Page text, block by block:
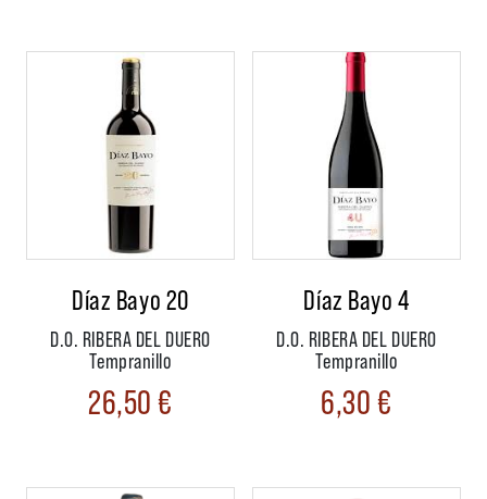
Díaz Bayo 20
D.O. RIBERA DEL DUERO
Tempranillo
26,50€
Díaz Bayo 4
D.O. RIBERA DEL DUERO
Tempranillo
6,30€